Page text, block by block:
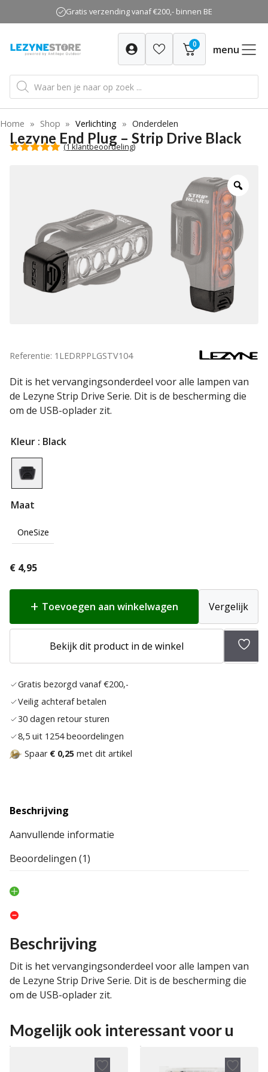
naar
inhoud
Gratis verzending vanaf €200,- binnen BE
0 menu
Producten
zoeken
Home » Shop » Verlichting » Onderdelen
Lezyne End Plug – Strip Drive Black
(1klantbeoordeling)
Referentie: 1LEDRPPLGSTV104
Dit is het vervangingsonderdeel voor alle lampen van
de Lezyne Strip Drive Serie. Dit is de bescherming die
om de USB-oplader zit.
Kleur : Black
Maat
OneSize
€ 4,95
Toevoegen aan winkelwagen Vergelijk
Bekijk dit product in de winkel
Gratis bezorgd vanaf €200,-
Veilig achteraf betalen
30 dagen retour sturen
8,5 uit 1254 beoordelingen
Spaar € 0,25 met dit artikel
Beschrijving
Aanvullende informatie
Beoordelingen (1)
Beschrijving
Dit is het vervangingsonderdeel voor alle lampen van
de Lezyne Strip Drive Serie. Dit is de bescherming die
om de USB-oplader zit.
Mogelijk ook interessant voor u